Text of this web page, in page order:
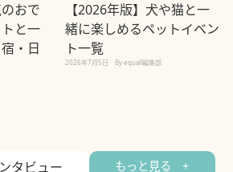
おで
と一
・日
【2026年版】犬や猫と一
緒に楽しめるペットイベン
ト一覧
2026年7月5日 By equall編集部
ビュー もっと見る +